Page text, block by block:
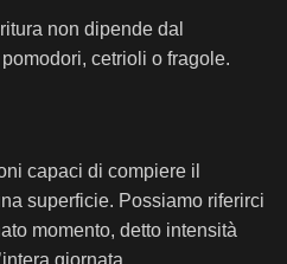
non dipende dal
cetrioli o fragole.
capaci di compiere il
superficie. Possiamo riferirci
momento, detto intensità
giornata.